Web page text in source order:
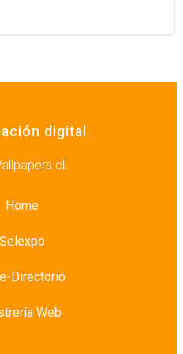
digital
Home
Selexpo
Directorio
Web